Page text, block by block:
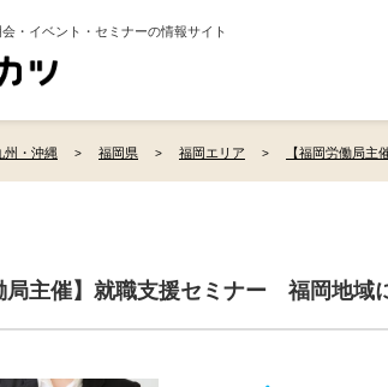
・イベント・セミナーの情報サイト
州・沖縄 福岡県 福岡エリア 【福岡労働局
局主催】就職支援セミナー 福岡地域